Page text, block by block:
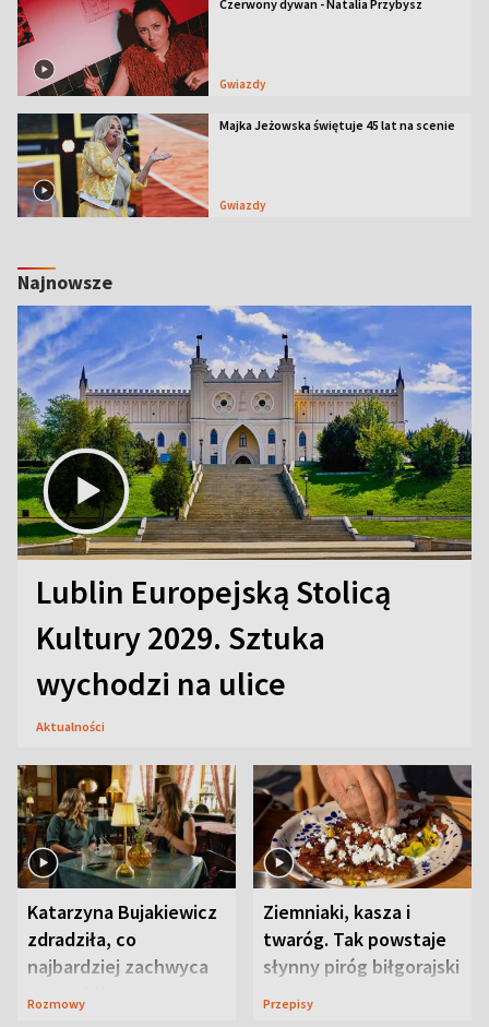
Czerwony dywan - Natalia Przybysz
Gwiazdy
Majka Jeżowska świętuje 45 lat na scenie
Gwiazdy
Najnowsze
Lublin Europejską Stolicą
Kultury 2029. Sztuka
wychodzi na ulice
Aktualności
Katarzyna Bujakiewicz
zdradziła, co
najbardziej zachwyca
ją w Lublinie
Rozmowy
Ziemniaki, kasza i
twaróg. Tak powstaje
słynny piróg biłgorajski
Przepisy